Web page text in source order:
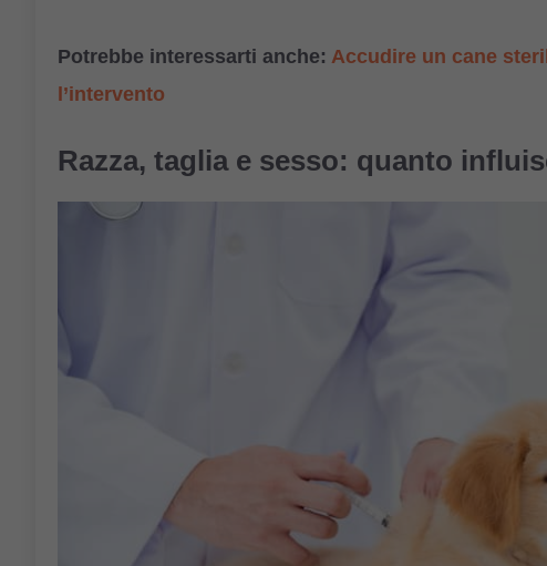
Potrebbe interessarti anche: Accudire un cane
l’intervento
Razza, taglia e sesso: quanto